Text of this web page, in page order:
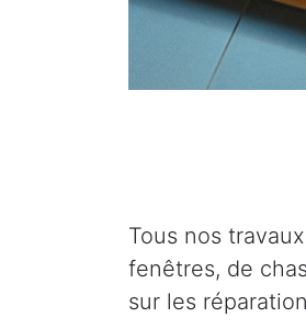
Tous nos
fenêtres, de
sur les